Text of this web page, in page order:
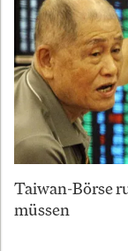
Taiwan-Börse
müssen